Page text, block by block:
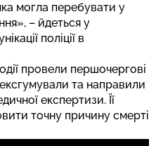
могла перебувати у
– йдеться у
поліції в
провели першочергові
ексгумували та направили
експертизи. Її
точну причину смерті